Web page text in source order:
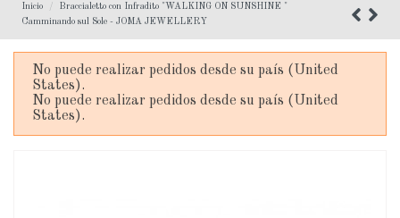
Inicio
Braccialetto con Infradito "WALKING ON SUNSHINE "
Camminando sul Sole - JOMA JEWELLERY
No puede realizar pedidos desde su país (United
States).
No puede realizar pedidos desde su país (United
States).